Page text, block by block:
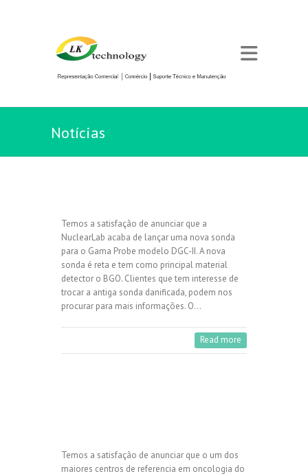
Notícias
Temos a satisfação de anunciar que a
NuclearLab acaba de lançar uma nova sonda
para o Gama Probe modelo DGC-II. A nova
sonda é reta e tem como principal material
detector o BGO. Clientes que tem interesse de
trocar a antiga sonda danificada, podem nos
procurar para mais informações. O…
Read more
Temos a satisfação de anunciar que o um dos
maiores centros de referencia em oncologia do